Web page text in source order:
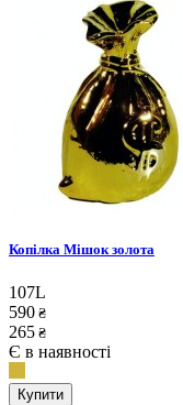
Копілка Мішок золота
107L
590 ₴
265 ₴
Є в наявності
Купити